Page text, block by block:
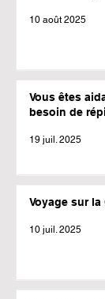
10 août 2025
Vous êtes
besoin de
19 juil. 2025
Voyage sur la
10 juil. 2025